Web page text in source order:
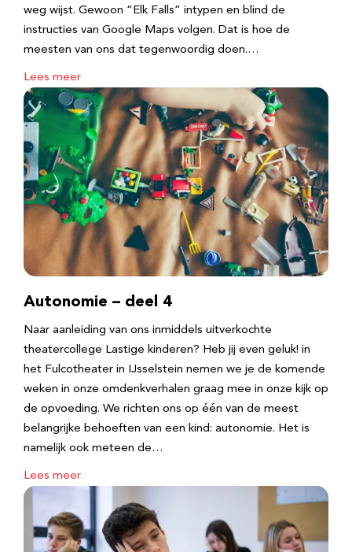
weg wijst. Gewoon “Elk Falls” intypen en blind de
instructies van Google Maps volgen. Dat is hoe de
meesten van ons dat tegenwoordig doen.…
Lees meer
Autonomie – deel 4
Naar aanleiding van ons inmiddels uitverkochte
theatercollege Lastige kinderen? Heb jij even geluk! in
het Fulcotheater in IJsselstein nemen we je de komende
weken in onze omdenkverhalen graag mee in onze kijk op
de opvoeding. We richten ons op één van de meest
belangrijke behoeften van een kind: autonomie. Het is
namelijk ook meteen de…
Lees meer